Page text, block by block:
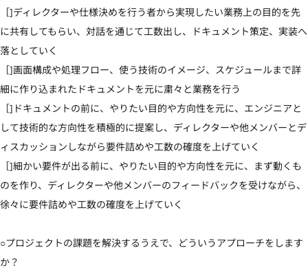
［]ディレクターや仕様決めを行う者から実現したい業務上の目的を先
に共有してもらい、対話を通じて工数出し、ドキュメント策定、実装へ
落としていく
［]画面構成や処理フロー、使う技術のイメージ、スケジュールまで詳
細に作り込まれたドキュメントを元に粛々と業務を行う
［]ドキュメントの前に、やりたい目的や方向性を元に、エンジニアと
して技術的な方向性を積極的に提案し、ディレクターや他メンバーとデ
ィスカッションしながら要件詰めや工数の確度を上げていく
［]細かい要件が出る前に、やりたい目的や方向性を元に、まず動くも
のを作り、ディレクターや他メンバーのフィードバックを受けながら、
徐々に要件詰めや工数の確度を上げていく
○プロジェクトの課題を解決するうえで、どういうアプローチをします
か？